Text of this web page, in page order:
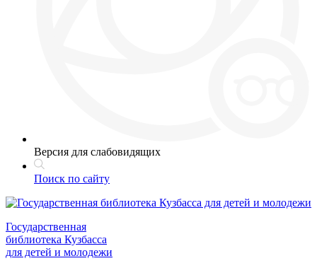
Версия для слабовидящих
Поиск по сайту
Государственная
библиотека Кузбасса
для детей и молодежи